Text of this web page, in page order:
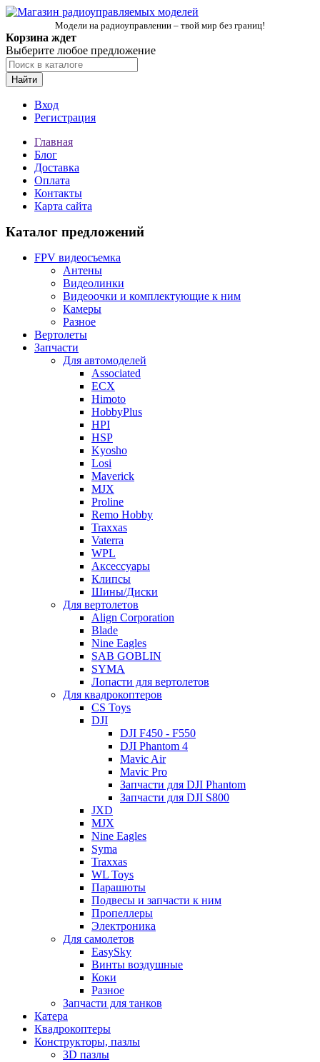
Модели на радиоуправлении – твой мир без границ!
Корзина ждет
Выберите любое предложение
Найти
Вход
Регистрация
Главная
Блог
Доставка
Оплата
Контакты
Карта сайта
Каталог предложений
FPV видеосъемка
Антены
Видеолинки
Видеоочки и комплектующие к ним
Камеры
Разное
Вертолеты
Запчасти
Для автомоделей
Associated
ECX
Himoto
HobbyPlus
HPI
HSP
Kyosho
Losi
Maverick
MJX
Proline
Remo Hobby
Traxxas
Vaterra
WPL
Аксессуары
Клипсы
Шины/Диски
Для вертолетов
Align Corporation
Blade
Nine Eagles
SAB GOBLIN
SYMA
Лопасти для вертолетов
Для квадрокоптеров
CS Toys
DJI
DJI F450 - F550
DJI Phantom 4
Mavic Air
Mavic Pro
Запчасти для DJI Phantom
Запчасти для DJI S800
JXD
MJX
Nine Eagles
Syma
Traxxas
WL Toys
Парашюты
Подвесы и запчасти к ним
Пропеллеры
Электроника
Для самолетов
EasySky
Винты воздушные
Коки
Разное
Запчасти для танков
Катера
Квадрокоптеры
Конструкторы, пазлы
3D пазлы